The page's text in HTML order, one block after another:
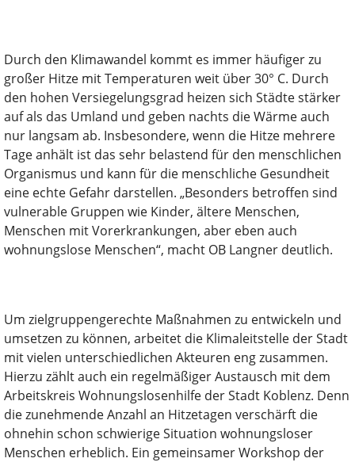
Durch den Klimawandel kommt es immer häufiger zu
großer Hitze mit Temperaturen weit über 30° C. Durch
den hohen Versiegelungsgrad heizen sich Städte stärker
auf als das Umland und geben nachts die Wärme auch
nur langsam ab. Insbesondere, wenn die Hitze mehrere
Tage anhält ist das sehr belastend für den menschlichen
Organismus und kann für die menschliche Gesundheit
eine echte Gefahr darstellen. „Besonders betroffen sind
vulnerable Gruppen wie Kinder, ältere Menschen,
Menschen mit Vorerkrankungen, aber eben auch
wohnungslose Menschen“, macht OB Langner deutlich.
Um zielgruppengerechte Maßnahmen zu entwickeln und
umsetzen zu können, arbeitet die Klimaleitstelle der Stadt
mit vielen unterschiedlichen Akteuren eng zusammen.
Hierzu zählt auch ein regelmäßiger Austausch mit dem
Arbeitskreis Wohnungslosenhilfe der Stadt Koblenz. Denn
die zunehmende Anzahl an Hitzetagen verschärft die
ohnehin schon schwierige Situation wohnungsloser
Menschen erheblich. Ein gemeinsamer Workshop der